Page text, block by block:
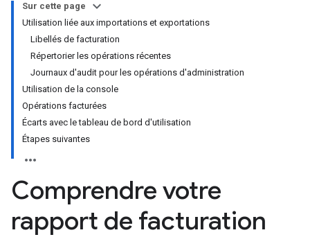
Sur cette page
Utilisation liée aux importations et exportations
Libellés de facturation
Répertorier les opérations récentes
Journaux d'audit pour les opérations d'administration
Utilisation de la console
Opérations facturées
Écarts avec le tableau de bord d'utilisation
Étapes suivantes
Comprendre votre
rapport de facturation